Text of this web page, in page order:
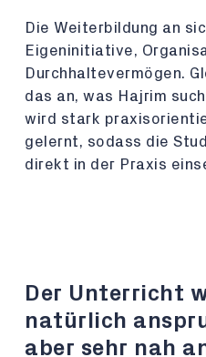
Die Weiterbildung an
Eigeninitiative,
Durchhaltevermögen.
das an, was Hajrim
wird stark
gelernt, sodass die
direkt in der Praxis
Der Unterricht
natürlich
aber sehr nah